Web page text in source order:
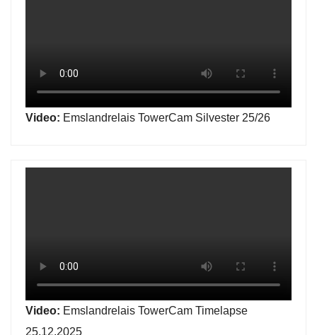
Video: Emslandrelais TowerCam Silvester 25/26
Video: Emslandrelais TowerCam Timelapse
25.12.2025